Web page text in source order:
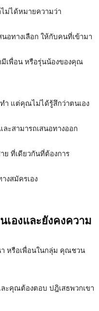
ม่ได้หมายความว่า
อทางเลือก ให้กับคนที่เข้ามา
มีเพื่อน หรือรุ่นน้องของคุณ
ำ แต่คุณไม่ได้รู้สึกว่าตนเอง
ะสามารถเสนอทางออก
ย ที่เดียวกันที่ต้องการ
งสมัครเอง
องและยังคงความ
หรือเพื่อนในกลุ่ม คุณชวน
ะคุณต้องตอบ ปฎิเสธพวกเขา